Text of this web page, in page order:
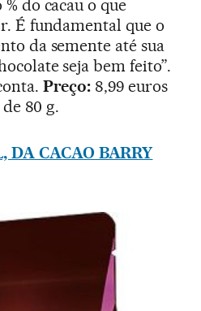
do cacau o que
É fundamental que o
da semente até sua
seja bem feito”.
Preço: 8,99 euros
80 g.
DA CACAO BARRY